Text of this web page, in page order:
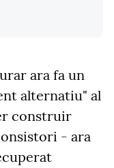
ara fa un
alternatiu" al
construir
- ara